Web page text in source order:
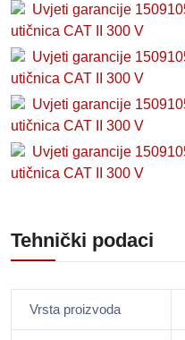
Uvjeti garancije
utičnica CAT II 300 V
Uvjeti garancije
utičnica CAT II 300 V
Uvjeti garancije
utičnica CAT II 300 V
Uvjeti garancije
utičnica CAT II 300 V
Tehnički podaci
Vrsta proizvoda